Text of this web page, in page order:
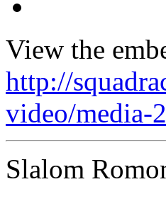
View the
http://
video/media-
Slalom